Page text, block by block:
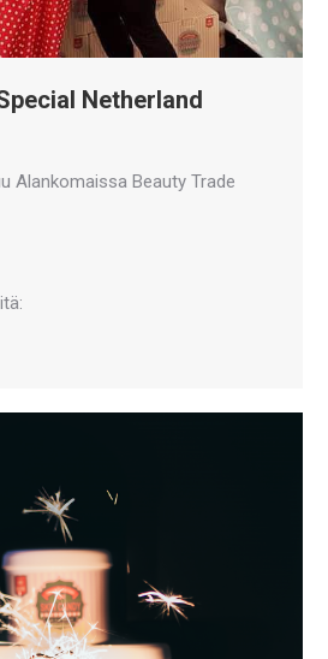
Netherland
Alankomaissa Beauty Trade